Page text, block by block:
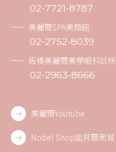
02-7721-8787
美麗爾SPA美顏館
02-2752-8039
板橋美麗爾美學眼科診所
02-2963-8666
美麗爾Youtube
Nobel Shop諾貝爾商城